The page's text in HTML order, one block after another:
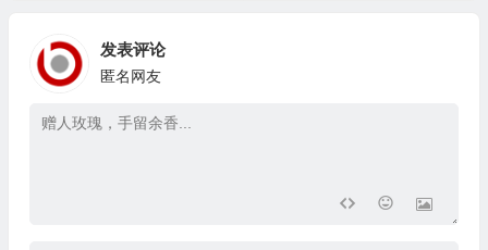
发表评论
匿名网友